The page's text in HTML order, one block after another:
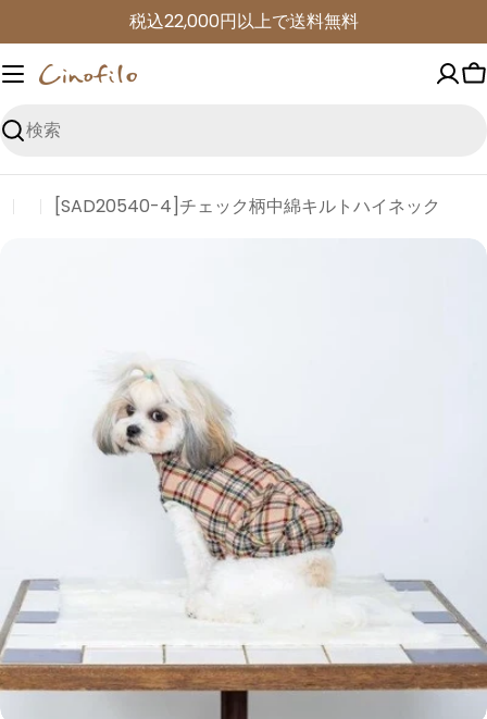
ン
テ
ツ
進
む
税込22,000円以上で送料無料
検
索
[SAD20540-4]チェック柄中綿キルトハイネック
ーダルでメディア (0) を開く